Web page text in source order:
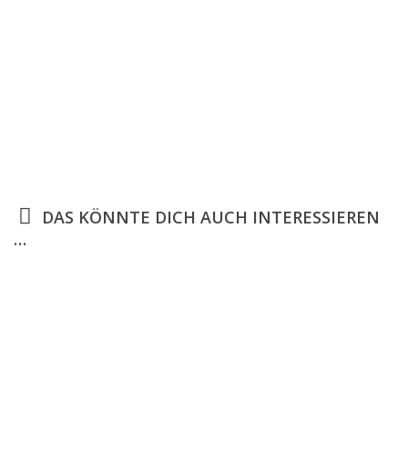
DAS KÖNNTE DICH AUCH INTERESSIEREN
…